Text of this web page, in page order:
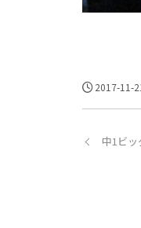
2017-11-
中1ビ